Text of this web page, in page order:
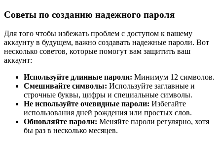
Советы по созданию надежного пароля
Для того чтобы избежать проблем с доступом к вашему
аккаунту в будущем, важно создавать надежные пароли. Вот
несколько советов, которые помогут вам защитить ваш
аккаунт:
Используйте длинные пароли: Минимум 12 символов.
Смешивайте символы: Используйте заглавные и
строчные буквы, цифры и специальные символы.
Не используйте очевидные пароли: Избегайте
использования дней рождения или простых слов.
Обновляйте пароли: Меняйте пароли регулярно, хотя
бы раз в несколько месяцев.